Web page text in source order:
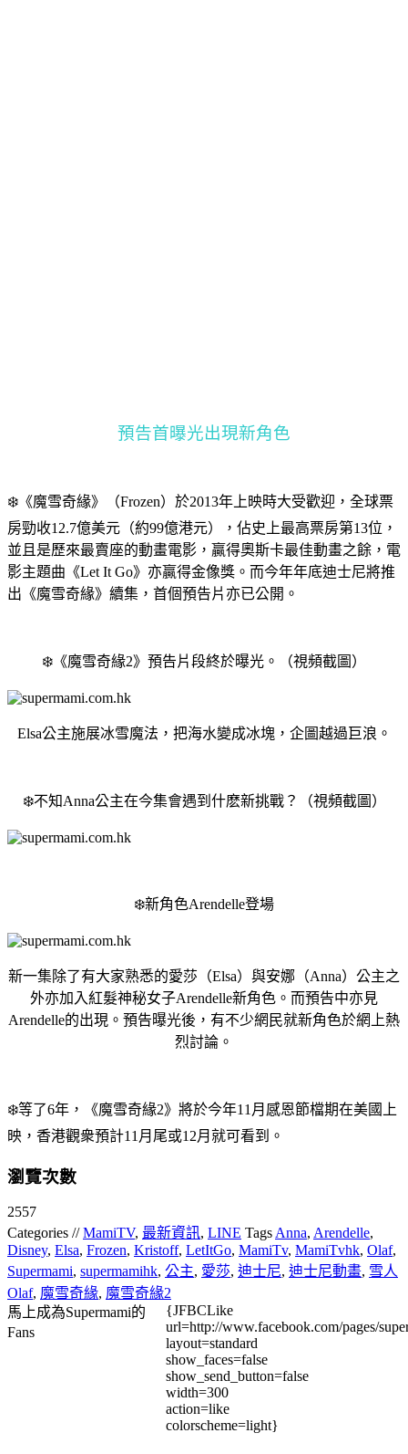
預告首曝光出現新角色
❄️《魔雪奇緣》（Frozen）於2013年上映時大受歡迎，全球票
房勁收12.7億美元（約99億港元），佔史上最高票房第13位，
並且是歷來最賣座的動畫電影，贏得奧斯卡最佳動畫之餘，電
影主題曲《Let It Go》亦贏得金像獎。而今年年底迪士尼將推
出《魔雪奇緣》續集，首個預告片亦已公開。
❄️《魔雪奇緣2》預告片段終於曝光。（視頻截圖）
Elsa公主施展冰雪魔法，把海水變成冰塊，企圖越過巨浪。
❄️不知Anna公主在今集會遇到什麽新挑戰？（視頻截圖）
❄️新角色Arendelle登場
新一集除了有大家熟悉的愛莎（Elsa）與安娜（Anna）公主之
外亦加入紅髮神秘女子Arendelle新角色。而預告中亦見
Arendelle的出現。預告曝光後，有不少網民就新角色於網上熱
烈討論。
❄️等了6年，《魔雪奇緣2》將於今年11月感恩節檔期在美國上
映，香港觀衆預計11月尾或12月就可看到。
瀏覽次數
2557
Categories //MamiTV, 最新資訊, LINE Tags Anna, Arendelle,
Disney, Elsa, Frozen, Kristoff, LetItGo, MamiTv, MamiTvhk, Olaf,
Supermami, supermamihk, 公主, 愛莎, 迪士尼, 迪士尼動畫, 雪人
Olaf, 魔雪奇緣, 魔雪奇緣2
馬上成為Supermami的
Fans
{JFBCLike
url=http://www.facebook.com/pages/
layout=standard
show_faces=false
show_send_button=false
width=300
action=like
colorscheme=light}